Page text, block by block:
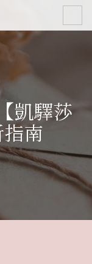
凱驛莎
南